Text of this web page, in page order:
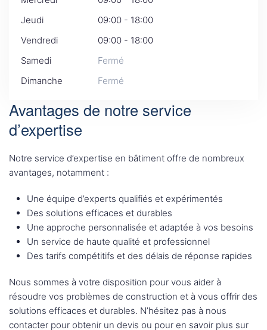
Jeudi
09:00 - 18:00
Vendredi
09:00 - 18:00
Samedi
Fermé
Dimanche
Fermé
Avantages de notre service
d’expertise
Notre service d’expertise en bâtiment offre de nombreux
avantages, notamment :
Une équipe d’experts qualifiés et expérimentés
Des solutions efficaces et durables
Une approche personnalisée et adaptée à vos besoins
Un service de haute qualité et professionnel
Des tarifs compétitifs et des délais de réponse rapides
Nous sommes à votre disposition pour vous aider à
résoudre vos problèmes de construction et à vous offrir des
solutions efficaces et durables. N’hésitez pas à nous
contacter pour obtenir un devis ou pour en savoir plus sur